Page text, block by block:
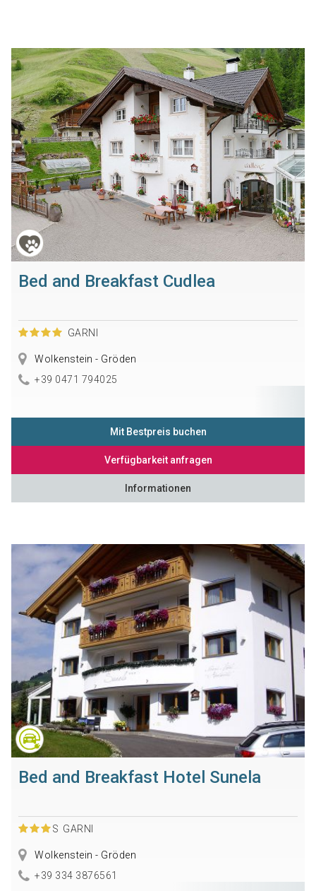
Bed and Breakfast Cudlea
GARNI
Wolkenstein - Gröden
+39 0471 794025
Mit Bestpreis buchen
Verfügbarkeit anfragen
Informationen
Bed and Breakfast Hotel Sunela
S GARNI
Wolkenstein - Gröden
+39 334 3876561